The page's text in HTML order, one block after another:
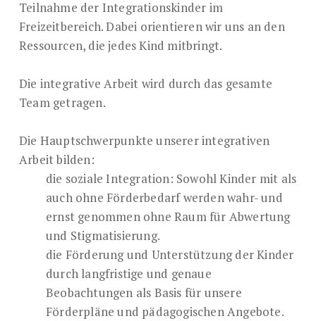
Teilnahme der Integrationskinder im
Freizeitbereich. Dabei orientieren wir uns an den
Ressourcen, die jedes Kind mitbringt.
Die integrative Arbeit wird durch das gesamte
Team getragen.
Die Hauptschwerpunkte unserer integrativen
Arbeit bilden:
die soziale Integration: Sowohl Kinder mit als
auch ohne Förderbedarf werden wahr- und
ernst genommen ohne Raum für Abwertung
und Stigmatisierung.
die Förderung und Unterstützung der Kinder
durch langfristige und genaue
Beobachtungen als Basis für unsere
Förderpläne und pädagogischen Angebote.